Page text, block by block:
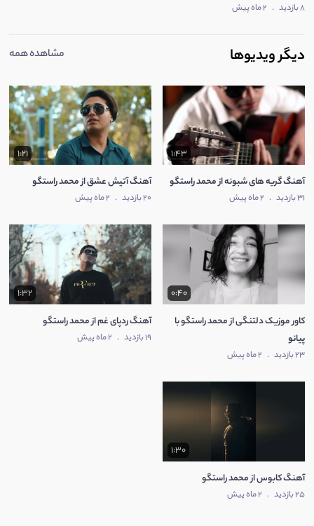
8 بازدید . 2 ماه پیش
دیگر ویدیوها مشاهده همه
1:43
آهنگ گریه های شبونه از محمد راستگو
31 بازدید . 2 ماه پیش
1:21
آهنگ آتیش عشق از محمد راستگو
20 بازدید . 2 ماه پیش
0:40
کاور موزیک دلتنگی از محمد راستگو با
پیانو
23 بازدید . 2 ماه پیش
1:32
آهنگ ردپای غم از محمد راستگو
19 بازدید . 2 ماه پیش
1:30
آهنگ کابوس از محمد راستگو
25 بازدید . 2 ماه پیش